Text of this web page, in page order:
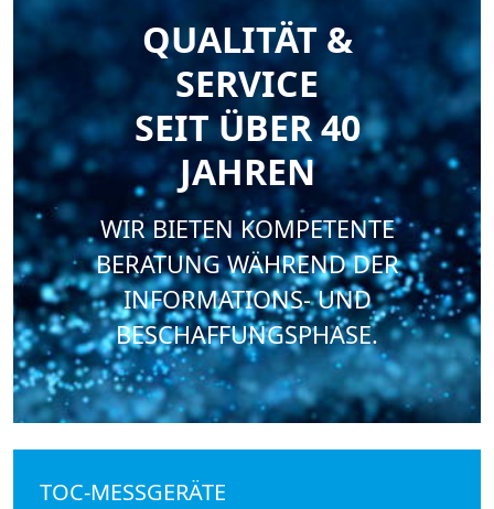
QUALITÄT &
SERVICE
SEIT ÜBER 40
JAHREN
WIR BIETEN KOMPETENTE
BERATUNG WÄHREND DER
INFORMATIONS- UND
BESCHAFFUNGSPHASE.
TOC-MESSGERÄTE